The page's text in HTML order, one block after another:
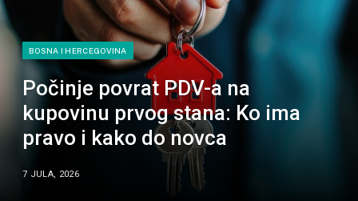
BOSNA I HERCEGOVINA
Počinje povrat PDV-a na
kupovinu prvog stana: Ko ima
pravo i kako do novca
7 JULA, 2026